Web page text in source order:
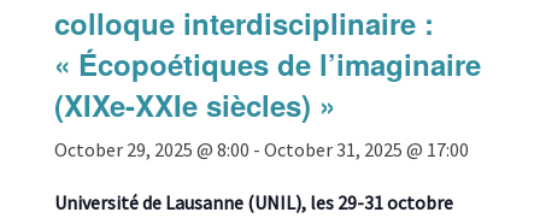
colloque interdisciplinaire :
« Écopoétiques de l’imaginaire
(XIXe-XXIe siècles) »
October 29, 2025 @ 8:00 - October 31, 2025 @ 17:00
Université de Lausanne (UNIL), les 29-31 octobre